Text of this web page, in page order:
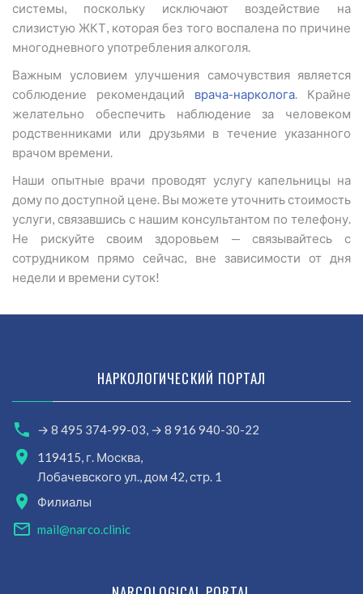
системы, поскольку исключают воздействие на
слизистую ЖКТ, которая без того воспалена по причине
многодневного употребления алкоголя.
Важным условием улучшения самочувствия является
соблюдение рекомендаций врача-нарколога. Крайне
желательно обеспечить наблюдение за человеком
родственниками или друзьями в течение указанного
врачом времени.
Наши опытные врачи проводят услугу капельницы на
дому по доступной цене. Вы можете уточнить стоимость
услуги, связавшись с нашим консультантом по телефону.
Не рискуйте своим здоровьем — связывайтесь с
сотрудником прямо сейчас, вне зависимости от дня
недели и времени суток!
НАРКОЛОГИЧЕСКИЙ ПОРТАЛ
→ 8 495 374-99-03, → 8 916 940-30-22
119415, г. Москва,
Лобачевского ул., дом 42, стр. 1
Филиалы
mail@narco.clinic